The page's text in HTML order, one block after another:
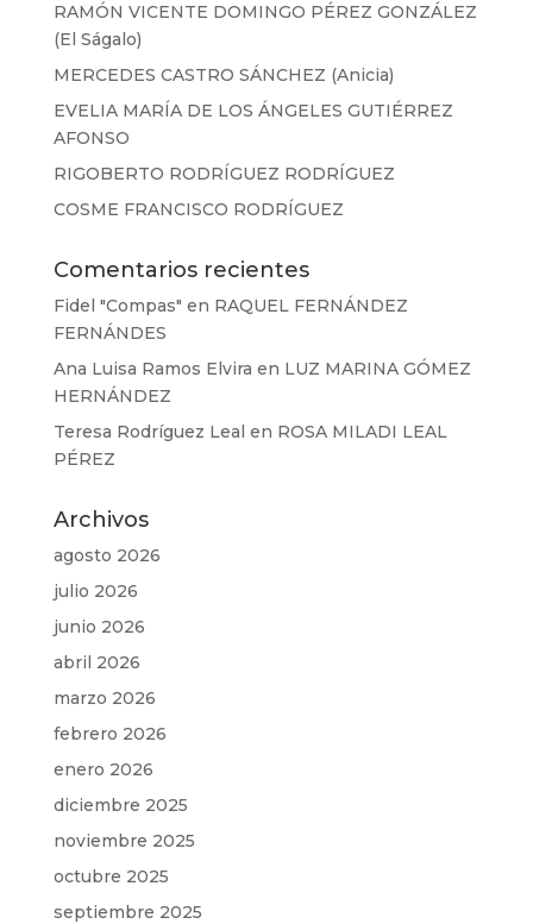
RAMÓN VICENTE DOMINGO PÉREZ GONZÁLEZ
(El Ságalo)
MERCEDES CASTRO SÁNCHEZ (Anicia)
EVELIA MARÍA DE LOS ÁNGELES GUTIÉRREZ
AFONSO
RIGOBERTO RODRÍGUEZ RODRÍGUEZ
COSME FRANCISCO RODRÍGUEZ
Comentarios recientes
Fidel "Compas" en RAQUEL FERNÁNDEZ
FERNÁNDES
Ana Luisa Ramos Elvira en LUZ MARINA GÓMEZ
HERNÁNDEZ
Teresa Rodríguez Leal en ROSA MILADI LEAL
PÉREZ
Archivos
agosto 2026
julio 2026
junio 2026
abril 2026
marzo 2026
febrero 2026
enero 2026
diciembre 2025
noviembre 2025
octubre 2025
septiembre 2025